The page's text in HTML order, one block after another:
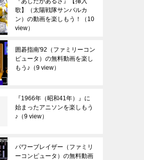
歌】（太陽戦隊サンバルカ
ン）の動画を楽しもう！
（10
view）
囲碁指南'92（ファミリーコン
ピュータ）の無料動画を楽し
もう♪ （9 view）
『1966年（昭和41年）』に
始まったアニソンを楽しもう
♪ （9 view）
パワーブレイザー（ファミリ
ーコンピュータ）の無料動画